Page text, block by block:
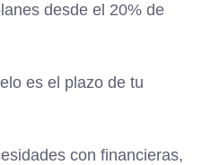
desde el 20% de
es el plazo de tu
con financieras,